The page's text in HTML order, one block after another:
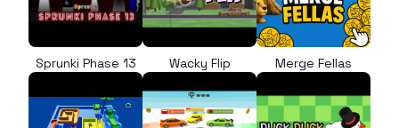
Sprunki Phase 13 Wacky Flip Merge Fellas